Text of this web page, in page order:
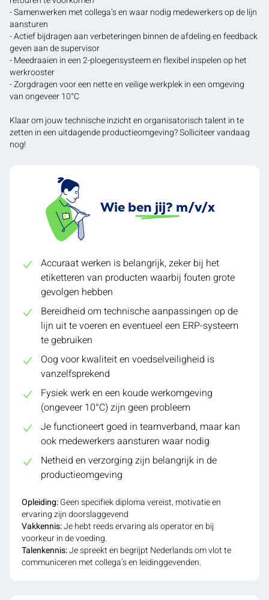
- Samenwerken met collega’s en waar nodig medewerkers op de lijn
aansturen
- Actief bijdragen aan verbeteringen binnen de afdeling en feedback
geven aan de supervisor
- Meedraaien in een 2-ploegensysteem en flexibel inspelen op het
werkrooster
- Zorgdragen voor een nette en veilige werkplek in een omgeving
van ongeveer 10°C
Klaar om jouw technische inzicht en organisatorisch talent in te
zetten in een uitdagende productieomgeving? Solliciteer vandaag
nog!
Wie ben jij? m/v/x
Accuraat werken is belangrijk, zeker bij het
etiketteren van producten waarbij fouten grote
gevolgen hebben
Bereidheid om technische aanpassingen op de
lijn uit te voeren en eventueel een ERP-systeem
te gebruiken
Oog voor kwaliteit en voedselveiligheid is
vanzelfsprekend
Fysiek werk en een koude werkomgeving
(ongeveer 10°C) zijn geen probleem
Je functioneert goed in teamverband, maar kan
ook medewerkers aansturen waar nodig
Netheid en verzorging zijn belangrijk in de
productieomgeving
Opleiding:Geen specifiek diploma vereist, motivatie en
ervaring zijn doorslaggevend
Vakkennis:Je hebt reeds ervaring als operator en bij
voorkeur in de voeding.
Talenkennis:Je spreekt en begrijpt Nederlands om vlot te
communiceren met collega’s en leidinggevenden.